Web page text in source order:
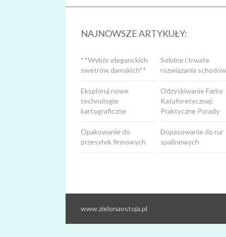
NAJNOWSZE ARTYKUŁY:
Solidne i trwałe
rozwiązania
**Wybór eleganckich
swetrów damskich**
Odzyskiwanie Farby
Kataforetycznej:
Praktyczne Porady
Eksploruj nowe
technologie
kartograficzne
Dopasowanie do rur
spalinowych
Opakowanie do
przesyłek firmowych
www.zielonaostoja.pl